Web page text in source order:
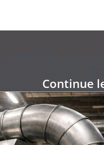
Continue